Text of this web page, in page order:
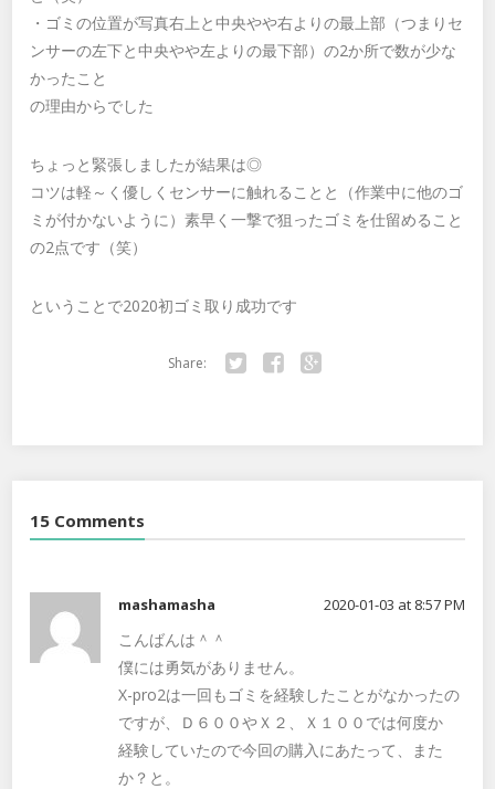
・ゴミの位置が写真右上と中央やや右よりの最上部（つまりセ
ンサーの左下と中央やや左よりの最下部）の2か所で数が少な
かったこと
の理由からでした
ちょっと緊張しましたが結果は◎
コツは軽～く優しくセンサーに触れることと（作業中に他のゴ
ミが付かないように）素早く一撃で狙ったゴミを仕留めること
の2点です（笑）
ということで2020初ゴミ取り成功です
Share:
15 Comments
mashamasha 2020-01-03 at 8:57 PM
こんばんは＾＾
僕には勇気がありません。
X-pro2は一回もゴミを経験したことがなかったの
ですが、Ｄ６００やＸ２、Ｘ１００では何度か
経験していたので今回の購入にあたって、また
か？と。